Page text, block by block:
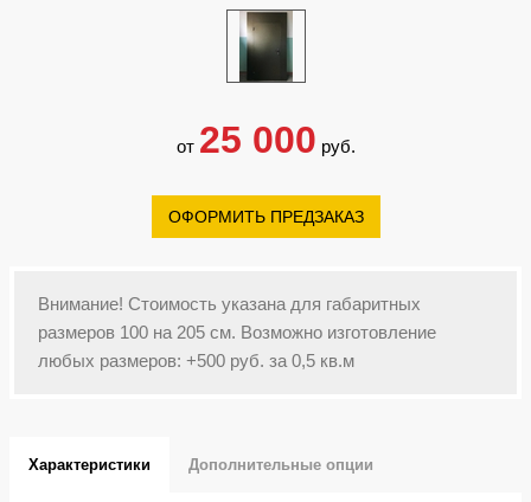
от 25 000 руб.
ОФОРМИТЬ ПРЕДЗАКАЗ
Внимание! Стоимость указана для габаритных
размеров 100 на 205 см. Возможно изготовление
любых размеров: +500 руб. за 0,5 кв.м
Характеристики Дополнительные опции